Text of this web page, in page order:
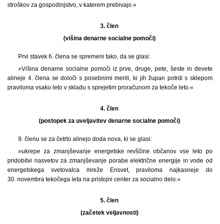
stroškov za gospodinjstvo, v katerem prebivajo.«
3. člen
(višina denarne socialne pomoči)
Prvi stavek 6. člena se spremeni tako, da se glasi:
»Višina denarne socialne pomoči iz prve, druge, pete, šeste in devete
alineje 4. člena se določi s posebnimi merili, ki jih župan potrdi s sklepom
praviloma vsako leto v skladu s sprejetim proračunom za tekoče leto.«
4. člen
(postopek za uveljavitev denarne socialne pomoči)
9. členu se za četrto alinejo doda nova, ki se glasi:
»ukrepe za zmanjševanje energetske revščine občanov vse leto po
pridobitvi nasvetov za zmanjševanje porabe električne energije in vode od
energetskega svetovalca mreže Ensvet, praviloma najkasneje do
30. novembra tekočega leta na pristojni center za socialno delo.«
5. člen
(začetek veljavnosti)